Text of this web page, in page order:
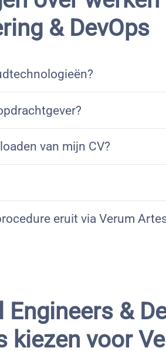
& DevOps
van mijn CV?
eruit via Verum
&
kiezen voor